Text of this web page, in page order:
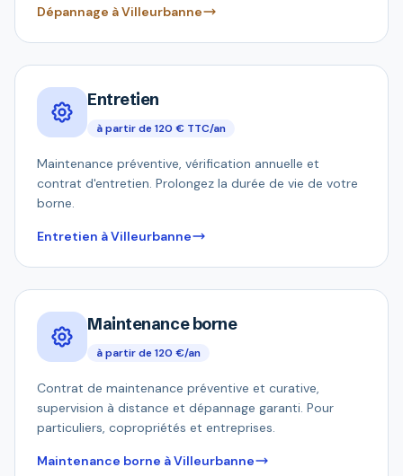
Dépannage à Villeurbanne
Entretien
à partir de 120 € TTC/an
Maintenance préventive, vérification annuelle et
contrat d'entretien. Prolongez la durée de vie de votre
borne.
Entretien à Villeurbanne
Maintenance borne
à partir de 120 €/an
Contrat de maintenance préventive et curative,
supervision à distance et dépannage garanti. Pour
particuliers, copropriétés et entreprises.
Maintenance borne à Villeurbanne